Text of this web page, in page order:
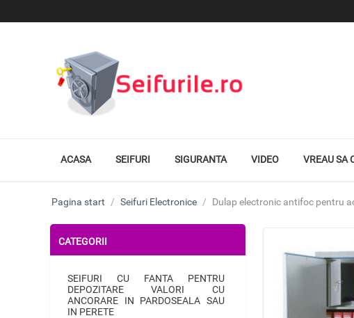
ACASA SEIFURI SIGURANTA VIDEO VREAU SA
Pagina start / Seifuri Electronice / Dulap electronic antifoc pentru
CATEGORII
SEIFURI CU FANTA PENTRU
DEPOZITARE VALORI CU
ANCORARE IN PARDOSEALA SAU
IN PERETE